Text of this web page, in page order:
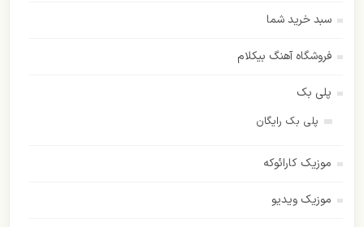
سبد خرید شما
فروشگاه آهنگ بیکلام
پلی بک
پلی بک رایگان
موزیک کارائوکه
موزیک ویدیو